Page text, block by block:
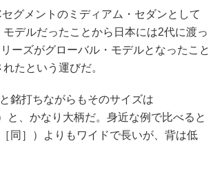
グメントのミディアム・セダンとして
デルだったことから日本には2代に渡っ
ーズがグローバル・モデルとなったこと
たという運びだ。
銘打ちながらもそのサイズは
、かなり大柄だ。身近な例で比べると
同］）よりもワイドで長いが、背は低